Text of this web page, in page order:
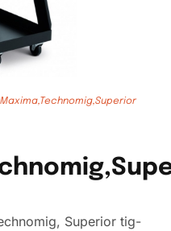
Superior tig-